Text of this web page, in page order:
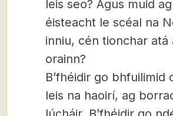
leis seo? Agus muid ag
éisteacht le scéal na
inniu, cén tionchar atá
orainn?
B’fhéidir go bhfuilimid
leis na haoirí, ag